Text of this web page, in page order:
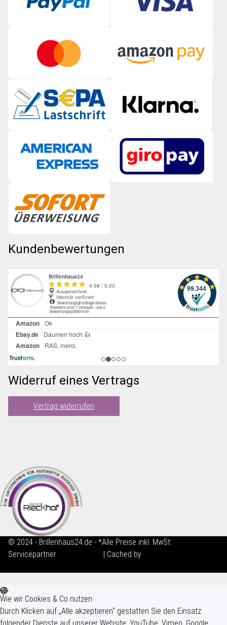
Kundenbewertungen
Widerruf eines Vertrags
Vertrag widerrufen
© 2024 - Brillenhaus24.de - *Alle Preise inkl. MwSt.
Servicepartner
| Cached by
Wie wir Cookies & Co nutzen
Durch Klicken auf „Alle akzeptieren“ gestatten Sie den Einsatz
folgender Dienste auf unserer Website: YouTube, Vimeo, Google